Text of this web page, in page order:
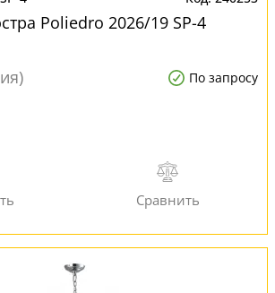
Poliedro 2026/19 SP-4
По запросу